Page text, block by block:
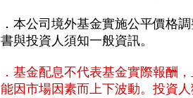
．本公司境外基金實施公平價格
書與投資人須知一般資訊。
．基金配息不代表基金實際報酬
能因市場因素而上下波動。投資